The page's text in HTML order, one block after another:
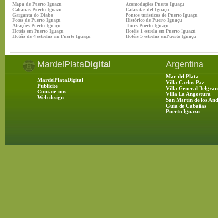
Mapa de Puerto Iguazu
Acomodações Puerto Iguaçu
Cabanas Puerto Iguazu
Cataratas del Iguaçu
Garganta do Diabo
Pontos turísticos de Puerto Iguaçu
Fotos de Puerto Iguaçu
Histórico de Puerto Iguaçu
Atrações Puerto Iguaçu
Tours Puerto Iguaçu
Hotéis em Puerto Iguaçu
Hotéis 1 estrela em Puerto Iguazú
Hotéis de 4 estrelas em Puerto Iguaçu
Hotéis 5 estrelas emPuerto Iguaçu
MardelPlataDigital
MardelPlataDigital
Publicite
Contate-nos
Web design
Argentina
Mar del Plata
Villa Carlos Paz
Villa General
Villa La Angostura
San Martín de los
Guía de Cabañas
Puerto Iguazu